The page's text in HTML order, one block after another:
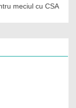
meciul cu CSA